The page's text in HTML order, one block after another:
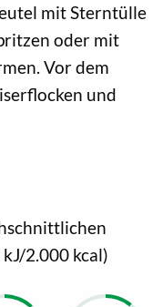
mit Sterntülle
oder mit
Vor dem
und
2.000 kcal)